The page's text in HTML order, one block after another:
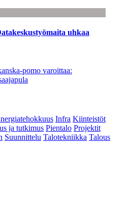
uhkaa
pomo varoittaa:
Infra Kiinteistöt
ja tutkimus Pientalo Projektit
Suunnittelu Talotekniikka Talous